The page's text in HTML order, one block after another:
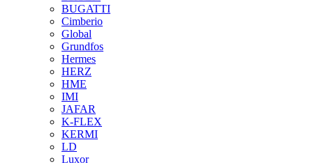
BUGATTI
Cimberio
Global
Grundfos
Hermes
HERZ
HME
IMI
JAFAR
K-FLEX
KERMI
LD
Luxor